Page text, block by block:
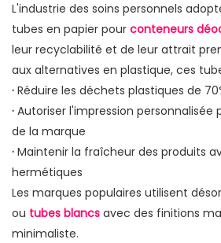
L'industrie des soins personnels
tubes en papier pour conteneurs
leur recyclabilité et de leur attrait
aux alternatives en plastique, ces
· Réduire les déchets plastiques de
· Autoriser l'impression
de la marque
· Maintenir la fraîcheur des produits
hermétiques
Les marques populaires utilisent
ou tubes blancs avec des finitions
minimaliste.